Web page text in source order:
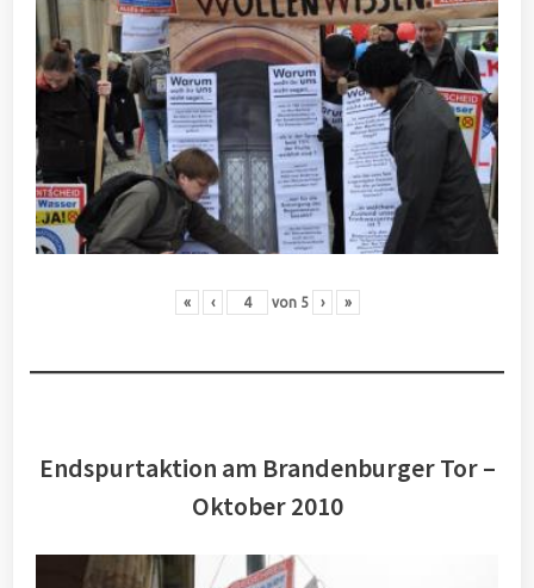
« ‹ von 5 › »
Endspurtaktion am Brandenburger Tor –
Oktober 2010